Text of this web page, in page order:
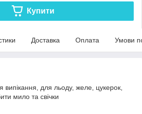
Купити
Доставка Оплата Умови
випікання, для льоду, желе, цукерок,
мило та свічки